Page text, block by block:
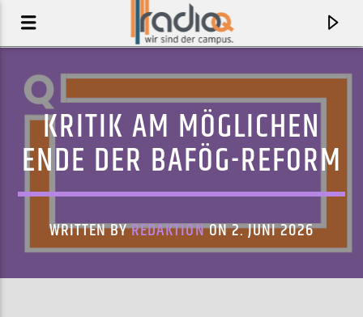
KRITIK AM MÖGLICHEN
ENDE DER BAFÖG-REFORM
WRITTEN BYREDAKTIONON 2. JUNI 2026